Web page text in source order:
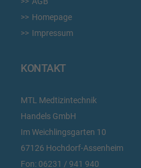
Homepage
Impressum
KONTAKT
MTL Medtizintechnik
Handels GmbH
Im Weichlingsgarten 10
67126 Hochdorf-Assenheim
Fon: 06231 / 941 940